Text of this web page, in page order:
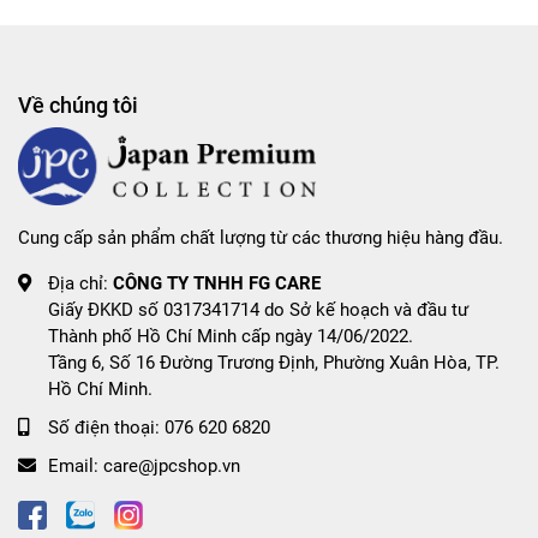
PLUS mỗi ngày
5,250mg collagen: cho da săn chắc, cung cấp đủ
collagen cơ thể cần mỗi ngày
Cấu trúc Collagen siêu nhỏ giúp tốc độ thẩm thấu
1.000 mg Vitamin C: hấp thu collagen hiệu quả, tăng
sức đề kháng tối đa
Hyaluronic Acid: cung cấp chất nhờn cho sụn khớp,
Biotin: giúp tóc và móng chắc khỏe
Pearl Coix: hỗ trợ tiêu hóa, làm sáng da, giảm nám
Về chúng tôi
Cung cấp sản phẩm chất lượng từ các thương hiệu hàng đầu.
Địa chỉ: CÔNG TY TNHH FG CARE
Giấy ĐKKD số 0317341714 do Sở kế hoạch và đầu tư
Thành phố Hồ Chí Minh cấp ngày 14/06/2022.
Tầng 6, Số 16 Đường Trương Định, Phường Xuân Hòa, TP.
Hồ Chí Minh.
Số điện thoại: 076 620 6820
Email: care@jpcshop.vn